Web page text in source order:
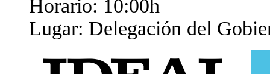
Horario: 10:00h
Lugar: Delegación del